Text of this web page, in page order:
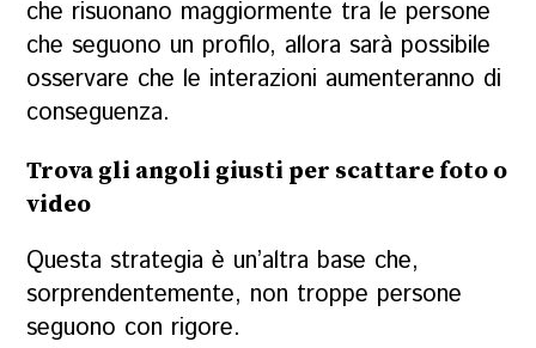
che risuonano maggiormente tra le persone
che seguono un profilo, allora sarà possibile
osservare che le interazioni aumenteranno di
conseguenza.
Trova gli angoli giusti per scattare foto o
video
Questa strategia è un’altra base che,
sorprendentemente, non troppe persone
seguono con rigore.